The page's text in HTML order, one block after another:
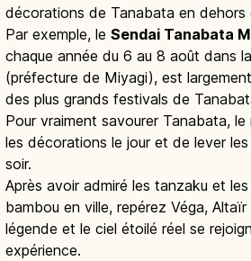
décorations de Tanabata en dehors
Par exemple, le Sendai Tanabata
chaque année du 6 au 8 août dans
(préfecture de Miyagi), est
des plus grands festivals de
Pour vraiment savourer Tanabata,
les décorations le jour et de lever
soir.
Après avoir admiré les tanzaku et
bambou en ville, repérez Véga,
légende et le ciel étoilé réel se
expérience.